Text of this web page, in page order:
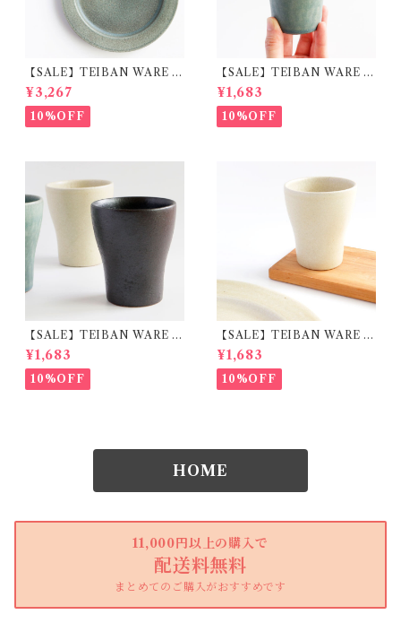
【SALE】TEIBAN WARE リ
ムプレートL 淡青磁 陶器 明山
窯
¥3,267
10%OFF
【SALE】TEIBAN WARE フ
リーカップM 淡青緑 陶器 明
山窯
¥1,683
10%OFF
【SALE】TEIBAN WARE フ
リーカップM とび茶 陶器 明
山窯
¥1,683
10%OFF
【SALE】TEIBAN WARE フ
リーカップM 生成り 陶器 明
山窯
¥1,683
10%OFF
HOME
11,000円以上の購入で
配送料無料
まとめてのご購入がおすすめです